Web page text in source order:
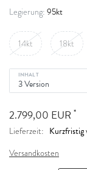
Legierung: 95kt
14kt 18kt
INHALT
2.799,00 EUR *
Lieferzeit: Kurzfristig
Versandkosten